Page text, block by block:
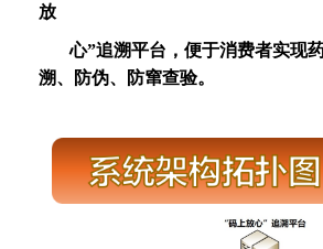
放
心”追溯平台，便于消费者实现
溯、防伪、
防窜查验。